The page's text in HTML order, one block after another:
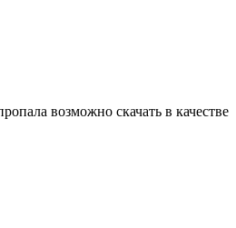
возможно скачать в качестве